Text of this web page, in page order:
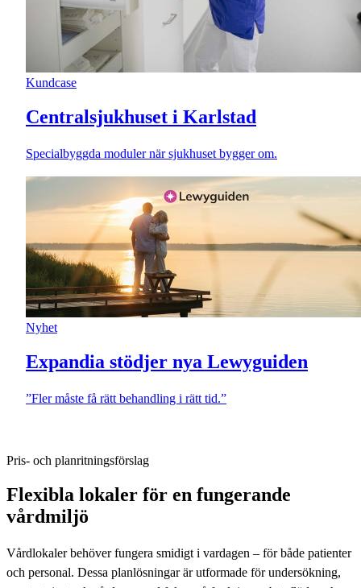
Kundcase
Centralsjukhuset i Karlstad
Specialbyggda moduler när sjukhuset bygger om.
Nyhet
Expandia stödjer nya Lewyguiden
”Fler måste få rätt behandling i rätt tid.”
Pris- och planritningsförslag
Flexibla lokaler för en fungerande
vårdmiljö
Vårdlokaler behöver fungera smidigt i vardagen – för både patienter
och personal. Dessa planlösningar är utformade för undersökning,